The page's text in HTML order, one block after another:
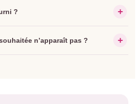
?
n’apparaît pas ?